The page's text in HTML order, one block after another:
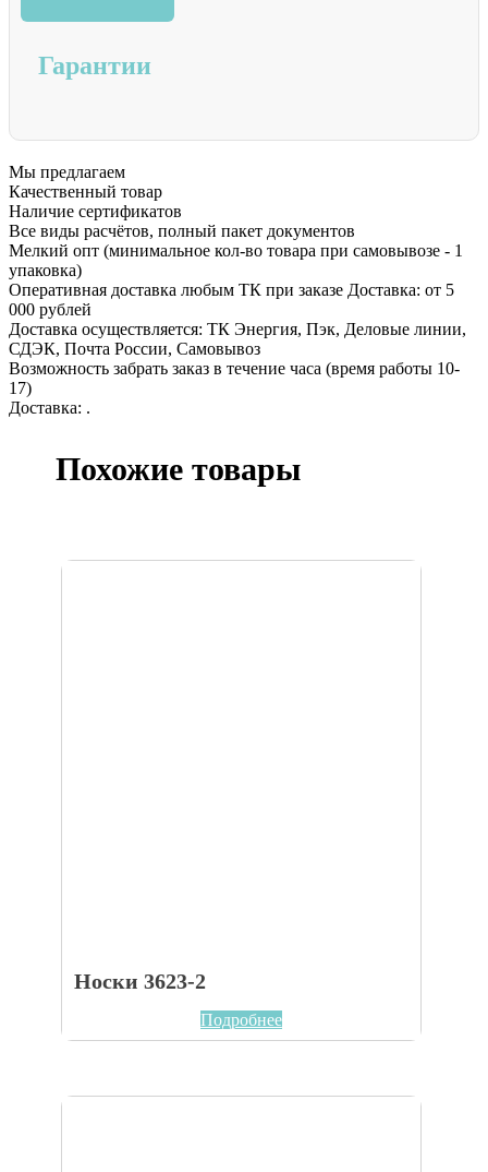
Гарантии
Мы предлагаем
Качественный товар
Наличие сертификатов
Все виды расчётов, полный пакет документов
Мелкий опт (минимальное кол-во товара при самовывозе - 1
упаковка)
Оперативная доставка любым ТК при заказе Доставка: от 5
000 рублей
Доставка осуществляется: ТК Энергия, Пэк, Деловые линии,
СДЭК, Почта России, Самовывоз
Возможность забрать заказ в течение часа (время работы 10-
17)
Доставка: .
Похожие товары
Носки 3623-2
Подробнее